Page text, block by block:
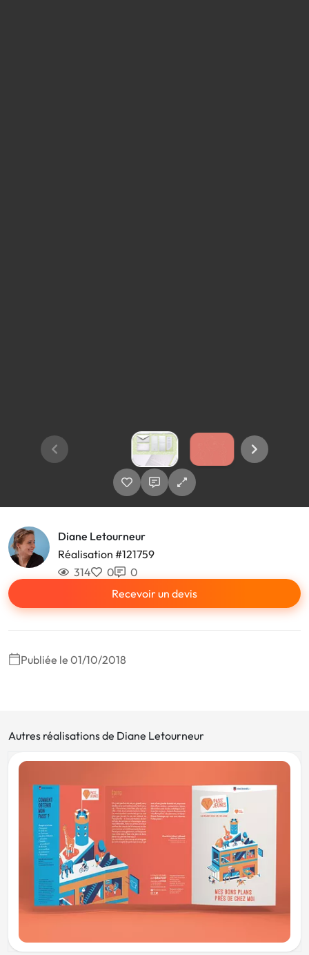
Diane Letourneur
Réalisation #121759
314
0
0
Recevoir un devis
Publiée le 01/10/2018
Autres réalisations de Diane Letourneur